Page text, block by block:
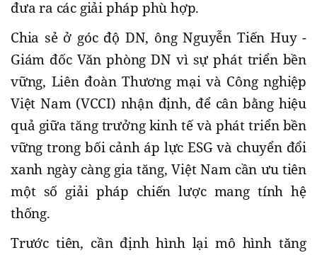
đưa ra các giải pháp phù hợp.
Chia sẻ ở góc độ DN, ông Nguyễn Tiến Huy -
Giám đốc Văn phòng DN vì sự phát triển bền
vững, Liên đoàn Thương mại và Công nghiệp
Việt Nam (VCCI) nhận định, để cân bằng hiệu
quả giữa tăng trưởng kinh tế và phát triển bền
vững trong bối cảnh áp lực ESG và chuyển đổi
xanh ngày càng gia tăng, Việt Nam cần ưu tiên
một số giải pháp chiến lược mang tính hệ
thống.
Trước tiên, cần định hình lại mô hình tăng